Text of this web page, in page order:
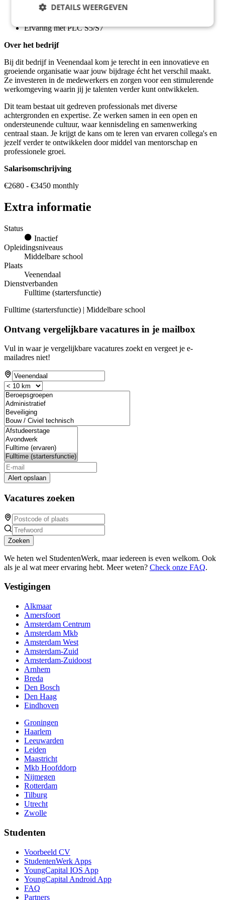
Zelfstandig en proactief
Ervaring met PLC S5/S7
Over het bedrijf
Bij dit bedrijf in Veenendaal kom je terecht in een innovatieve en
groeiende organisatie waar jouw bijdrage écht het verschil maakt.
Ze investeren in de medewerkers en zorgen voor een stimulerende
werkomgeving waarin jij je talenten verder kunt ontwikkelen.
Dit team bestaat uit gedreven professionals met diverse
achtergronden en expertise. Ze werken samen in een open en
ondersteunende cultuur, waar kennisdeling en samenwerking
centraal staan. Je krijgt de kans om te leren van ervaren collega's en
jezelf verder te ontwikkelen door middel van mentorschap en
professionele groei.
Salarisomschrijving
€2680 - €3450 monthly
Extra informatie
Status
Inactief
Opleidingsniveaus
Middelbare school
Plaats
Veenendaal
Dienstverbanden
Fulltime (startersfunctie)
Fulltime (startersfunctie) | Middelbare school
Ontvang vergelijkbare vacatures in je mailbox
Vul in waar je vergelijkbare vacatures zoekt en vergeet je e-
mailadres niet!
Alert opslaan
Vacatures zoeken
Zoeken
We heten wel StudentenWerk, maar iedereen is even welkom. Ook
als je al wat meer ervaring hebt. Meer weten? Check onze FAQ.
Vestigingen
Alkmaar
Amersfoort
Amsterdam Centrum
Amsterdam Mkb
Amsterdam West
Amsterdam-Zuid
Amsterdam-Zuidoost
Arnhem
Breda
Den Bosch
Den Haag
Eindhoven
Groningen
Haarlem
Leeuwarden
Leiden
Maastricht
Mkb Hoofddorp
Nijmegen
Rotterdam
Tilburg
Utrecht
Zwolle
Studenten
Voorbeeld CV
StudentenWerk Apps
YoungCapital IOS App
YoungCapital Android App
FAQ
Partners
DETAILS WEERGEVEN